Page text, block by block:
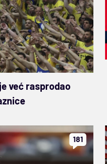
već rasprodao
181